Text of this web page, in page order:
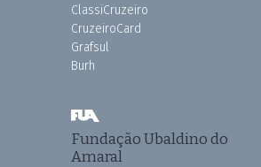
ClassiCruzeiro
CruzeiroCard
Grafsul
Burh
Fundação Ubaldino do
Amaral